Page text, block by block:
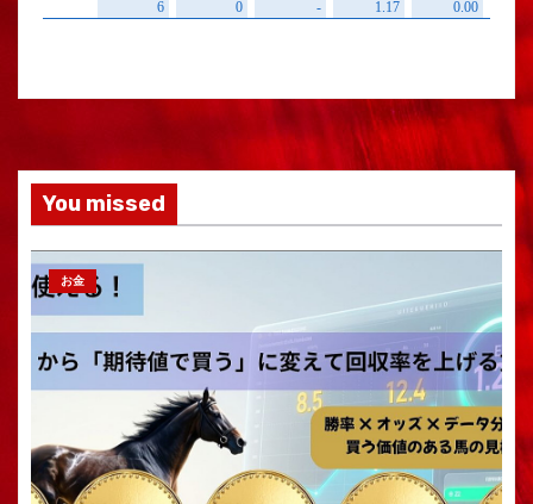
You missed
お金